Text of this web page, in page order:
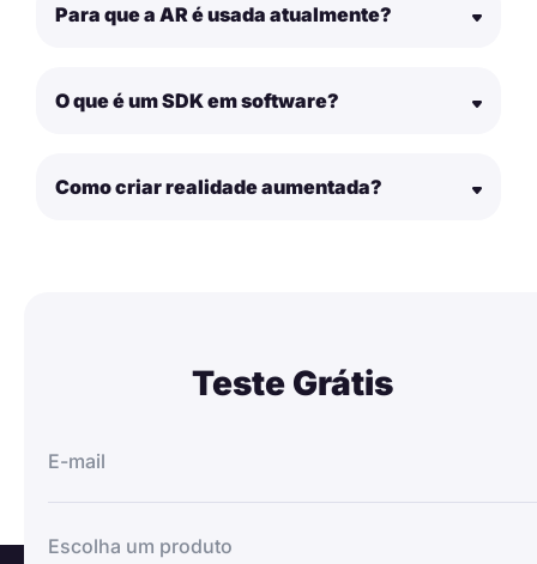
Para que a AR é usada atualmente?
O que é um SDK em software?
Como criar realidade aumentada?
Teste Grátis
E-mail
Escolha um produto